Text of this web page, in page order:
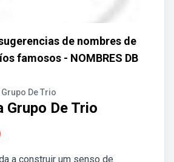
de nombres de
famosos - NOMBRES DB
De Trio
Grupo De Trio
a construir um senso de